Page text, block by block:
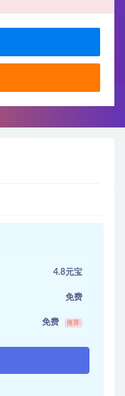
4.8元宝
免费
免费 推荐